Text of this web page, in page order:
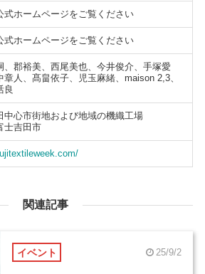
式ホームページをご覧ください
式ホームページをご覧ください
、郡裕美、西尾美也、今井俊介、手塚愛
章人、髙畠依子、児玉麻緒、maison 2,3、
良
中心市街地および地域の機織工場
士吉田市
関連記事
イベント 25/9/2